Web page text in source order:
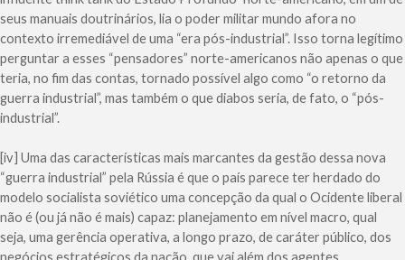
seus manuais doutrinários, lia o poder militar mundo afora no
contexto irremediável de uma “era pós-industrial”. Isso torna legítimo
perguntar a esses “pensadores” norte-americanos não apenas o que
teria, no fim das contas, tornado possível algo como “o retorno da
guerra industrial”, mas também o que diabos seria, de fato, o “pós-
industrial”.
[iv] Uma das características mais marcantes da gestão dessa nova
“guerra industrial” pela Rússia é que o país parece ter herdado do
modelo socialista soviético uma concepção da qual o Ocidente liberal
não é (ou já não é mais) capaz: planejamento em nível macro, qual
seja, uma gerência operativa, a longo prazo, de caráter público, dos